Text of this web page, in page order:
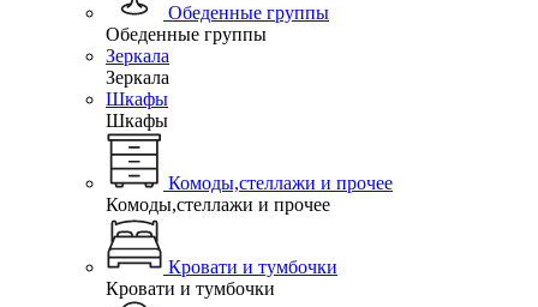
Обеденные группы
Обеденные группы
Зеркала
Зеркала
Шкафы
Шкафы
Комоды,стеллажи и прочее
Комоды,стеллажи и прочее
Кровати и тумбочки
Кровати и тумбочки